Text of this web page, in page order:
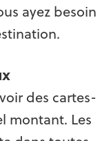
ayez besoin
des cartes-
montant. Les